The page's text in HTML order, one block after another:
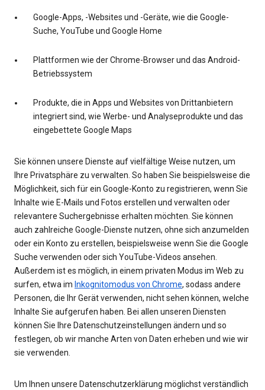
Google-Apps, -Websites und -Geräte, wie die Google-
Suche, YouTube und Google Home
Plattformen wie der Chrome-Browser und das Android-
Betriebssystem
Produkte, die in Apps und Websites von Drittanbietern
integriert sind, wie Werbe- und Analyseprodukte und das
eingebettete Google Maps
Sie können unsere Dienste auf vielfältige Weise nutzen, um
Ihre Privatsphäre zu verwalten. So haben Sie beispielsweise die
Möglichkeit, sich für ein Google-Konto zu registrieren, wenn Sie
Inhalte wie E-Mails und Fotos erstellen und verwalten oder
relevantere Suchergebnisse erhalten möchten. Sie können
auch zahlreiche Google-Dienste nutzen, ohne sich anzumelden
oder ein Konto zu erstellen, beispielsweise wenn Sie die Google
Suche verwenden oder sich YouTube-Videos ansehen.
Außerdem ist es möglich, in einem privaten Modus im Web zu
surfen, etwa im Inkognitomodus von Chrome, sodass andere
Personen, die Ihr Gerät verwenden, nicht sehen können, welche
Inhalte Sie aufgerufen haben. Bei allen unseren Diensten
können Sie Ihre Datenschutzeinstellungen ändern und so
festlegen, ob wir manche Arten von Daten erheben und wie wir
sie verwenden.
Um Ihnen unsere Datenschutzerklärung möglichst verständlich